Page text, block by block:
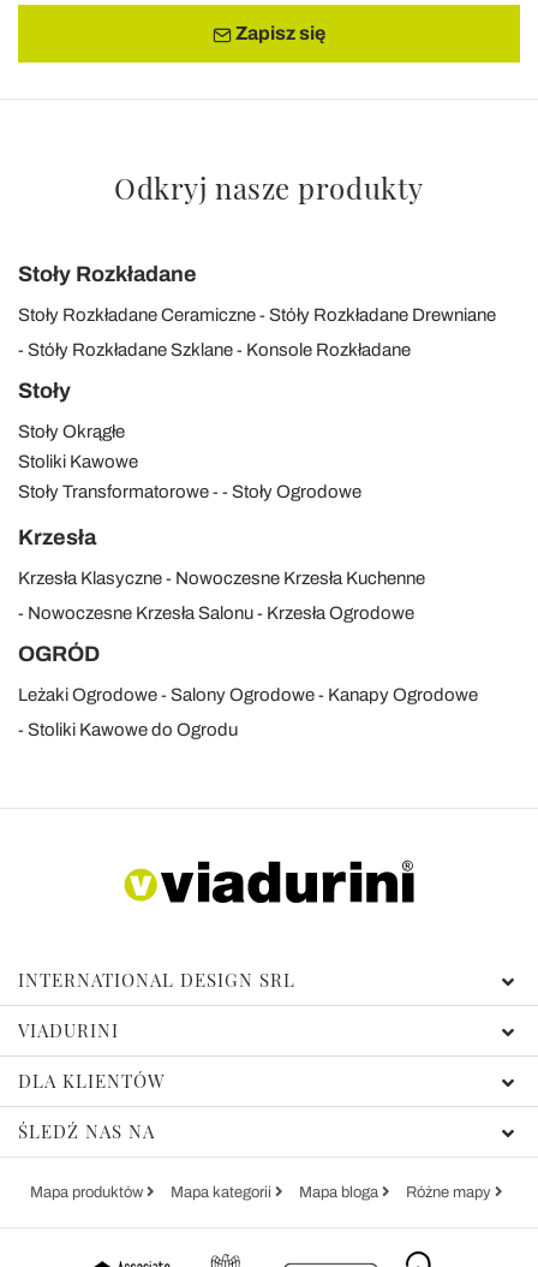
Zapisz się
Odkryj nasze produkty
Stoły Rozkładane
Stoły Rozkładane Ceramiczne
Stóły Rozkładane Drewniane
Stóły Rozkładane Szklane
Konsole Rozkładane
Stoły
Stoły Okrągłe
Stoliki Kawowe
Stoły Transformatorowe
Stoły Ogrodowe
Krzesła
Krzesła Klasyczne
Nowoczesne Krzesła Kuchenne
Nowoczesne Krzesła Salonu
Krzesła Ogrodowe
OGRÓD
Leżaki Ogrodowe Salony Ogrodowe
Kanapy Ogrodowe
Stoliki Kawowe do Ogrodu
INTERNATIONAL DESIGN SRL
VIADURINI
DLA KLIENTÓW
ŚLEDŹ NAS NA
Mapa produktów Mapa kategorii Mapa bloga Różne mapy